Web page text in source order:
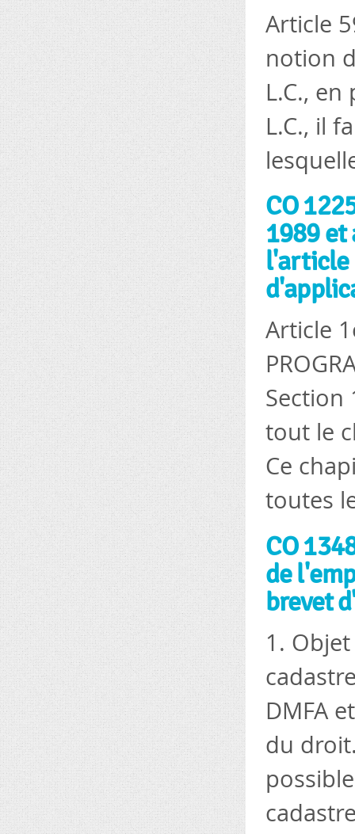
Article
notion
L.C.,
L.C., il
CO
1989
l'article
Article
Section
tout le
Ce
toutes
CO
de
brevet
1.
DMFA
du